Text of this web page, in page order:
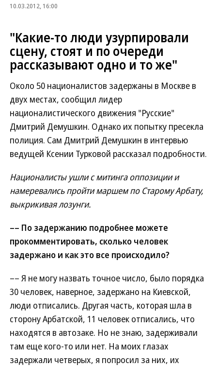
10.03.2012, 16:00
"Какие-то люди узурпировали
сцену, стоят и по очереди
рассказывают одно и то же"
Около 50 националистов задержаны в Москве в
двух местах, сообщил лидер
националистического движения "Русские"
Дмитрий Демушкин. Однако их попытку пресекла
полиция. Сам Дмитрий Демушкин в интервью
ведущей Ксении Турковой рассказал подробности.
Националисты ушли с митинга оппозиции и
намеревались пройти маршем по Старому Арбату,
выкрикивая лозунги.
–– По задержанию подробнее можете
прокомментировать, сколько человек
задержано и как это все происходило?
–– Я не могу назвать точное число, было порядка
30 человек, наверное, задержано на Киевской,
люди отписались. Другая часть, которая шла в
сторону Арбатской, 11 человек отписались, что
находятся в автозаке. Но не знаю, задерживали
там еще кого-то или нет. На моих глазах
задержали четверых, я попросил за них, их